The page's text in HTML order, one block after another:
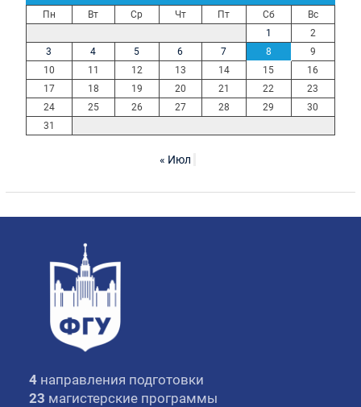
Пн Вт Ср Чт Пт Сб
Вс
1
2
3
4 5 6 7 8
9
10
11 12 13 14 15
16
17
18 19 20 21 22
23
24
25 26 27 28 29
30
31
« Июл
4 направления подготовки
23 магистерские программы